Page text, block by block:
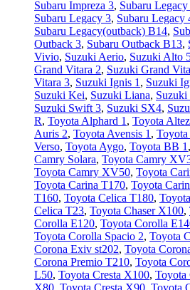
Subaru Impreza 3, Subaru Legacy
Subaru Legacy 3, Subaru Legacy
Subaru Legacy(outback) B14,
Outback 3, Subaru Outback B13,
Vivio, Suzuki Aerio, Suzuki Alto
Grand Vitara 2, Suzuki Grand
Vitara 3, Suzuki Ignis 1 , Suzuki
Suzuki Kei, Suzuki Liana, Suzuki
Suzuki Swift 3, Suzuki SX4,
R, Toyota Alphard 1 , Toyota
Auris 2, Toyota Avensis 1 , Toyota
Verso, Toyota Aygo, Toyota BB 1 ,
Camry Solara, Toyota Camry
Toyota Camry XV50, Toyota
Toyota Carina T170, Toyota
T160, Toyota Celica T180,
Celica T23, Toyota Chaser X100,
Corolla E120, Toyota Corolla
Toyota Corolla Spacio 2, Toyota
Corona Exiv st202, Toyota
Corona Premio T210, Toyota
L50, Toyota Cresta X100, Toyota
X80, Toyota Cresta X90, Toyota